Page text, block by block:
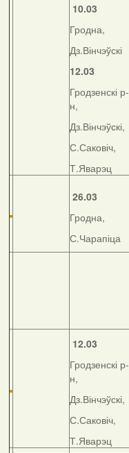
10.03
Гродна,
Дз.Вінчэўскі
12.03
Гродзенскі р-
н,
Дз.Вінчэўскі,
С.Саковіч,
Т.Яварэц
26.03
Гродна,
С.Чарапіца
12.03
Гродзенскі р-
н,
Дз.Вінчэўскі,
С.Саковіч,
Т.Яварэц